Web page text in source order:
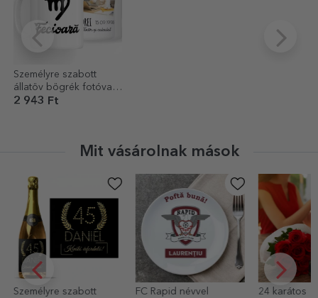
Személyre szabott
állatöv bögrék fotóval
és szöveggel - Szűz
2 943 Ft
Mit vásárolnak mások
FC Rapid névvel
24 karátos
Személyre